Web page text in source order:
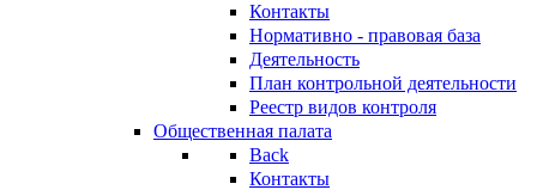
Контакты
Нормативно - правовая база
Деятельность
План контрольной деятельности
Реестр видов контроля
Общественная палата
Back
Контакты